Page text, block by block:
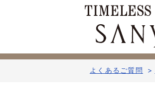
よくあるご質問 >